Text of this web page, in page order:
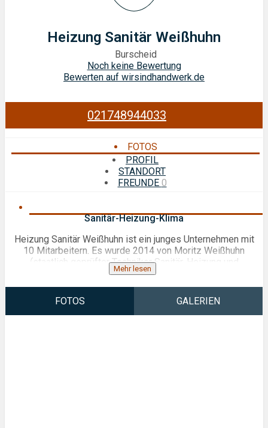
Heizung Sanitär Weißhuhn
Burscheid
Noch keine Bewertung
Bewerten auf wirsindhandwerk.de
021748944033
FOTOS
PROFIL
STANDORT
FREUNDE 0
Sanitär-Heizung-Klima
Heizung Sanitär Weißhuhn ist ein junges Unternehmen mit
10 Mitarbeitern. Es wurde 2014 von Moritz Weißhuhn
(staatlich geprüfter Techniker Sanitär, Heizung und
Klimatechnik ) gegründet und ist stetig gewachsen. Unser
Team besteht aus 3 Auszubildenden, 4 Monteuren, einem
Projektleiter , einer Mitarbeiterin im Büro und mir.
Unsere Projekte werden immer größer und schwieriger zu
Mehr lesen
FOTOS GALERIEN